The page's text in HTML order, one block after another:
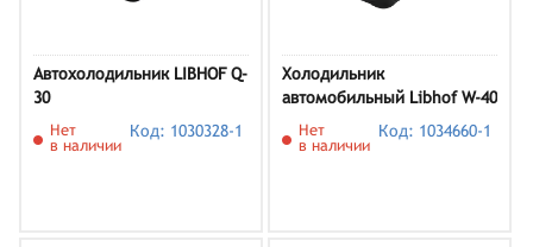
Автохолодильник LIBHOF Q-
30
Нет
в наличии
Код: 1030328-1
Холодильник
автомобильный Libhof W-40
12В/24В
Нет
в наличии
Код: 1034660-1